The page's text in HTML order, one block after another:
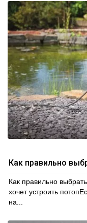
Как правильно
Как правильно
хочет устроить
на...